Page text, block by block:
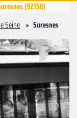
(92150)
Seine Suresnes
Suivant